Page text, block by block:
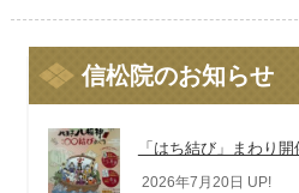
信松院のお知らせ
「はち結び」まわり開
2026年7月20日 UP!